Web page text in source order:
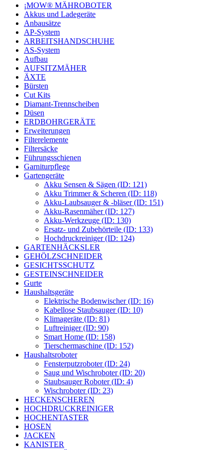
¡MOW® MÄHROBOTER
Akkus und Ladegeräte
Anbausätze
AP-System
ARBEITSHANDSCHUHE
AS-System
Aufbau
AUFSITZMÄHER
ÄXTE
Bürsten
Cut Kits
Diamant-Trennscheiben
Düsen
ERDBOHRGERÄTE
Erweiterungen
Filterelemente
Filtersäcke
Führungsschienen
Garniturpflege
Gartengeräte
Akku Sensen & Sägen (ID: 121)
Akku Trimmer & Scheren (ID: 118)
Akku-Laubsauger & -bläser (ID: 151)
Akku-Rasenmäher (ID: 127)
Akku-Werkzeuge (ID: 130)
Ersatz- und Zubehörteile (ID: 133)
Hochdruckreiniger (ID: 124)
GARTENHÄCKSLER
GEHÖLZSCHNEIDER
GESICHTSSCHUTZ
GESTEINSCHNEIDER
Gurte
Haushaltsgeräte
Elektrische Bodenwischer (ID: 16)
Kabellose Staubsauger (ID: 10)
Klimageräte (ID: 81)
Luftreiniger (ID: 90)
Smart Home (ID: 158)
Tierschermaschine (ID: 152)
Haushaltsroboter
Fensterputzroboter (ID: 24)
Saug und Wischroboter (ID: 20)
Staubsauger Roboter (ID: 4)
Wischroboter (ID: 23)
HECKENSCHEREN
HOCHDRUCKREINIGER
HOCHENTASTER
HOSEN
JACKEN
KANISTER